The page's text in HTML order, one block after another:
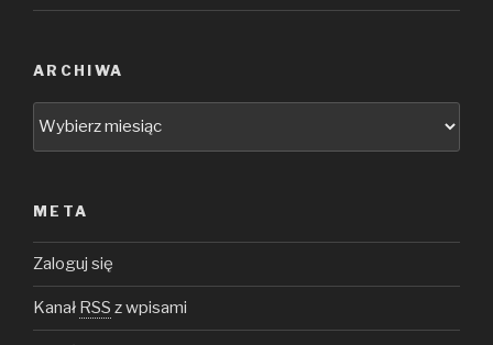
ARCHIWA
Archiwa
META
Zaloguj się
Kanał RSS z wpisami